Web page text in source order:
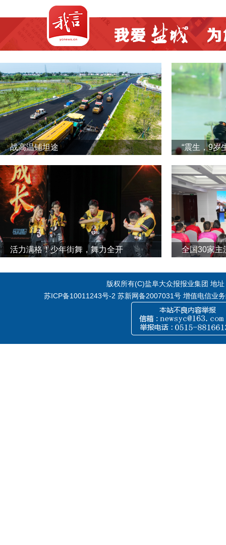
战高温铺坦途 “震生，9岁
活力满格！少年街舞，舞力全开 全国30家主
版权所有(C)盐阜大众报报业集团 地
苏ICP备10011243号-2 苏新网备2007031号 增值电信业